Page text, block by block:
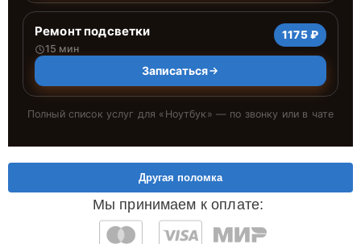
Ремонт подсветки
15 мин
1175 ₽
Записаться
Полный список услуг для « Ноутбук » — по звонку или в чате
Мы принимаем к оплате:
Другая поломка